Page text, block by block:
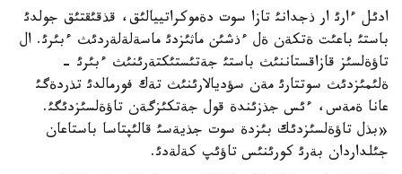
ادئل ءارئ ار ذجدانئ تازا سوت دةموكراتييالئق، قذقئقتئق جولدئ
باستئ باعئت ةتكةن ةل ءذشئن ماثئزدئ ماسةلةلةردئث ءبئرئ. ال
تاؤةلسئز قازاقستاننئث باستئ جةتئستئكتةرئنئث ءبئرئ -
ةلئمئزدئث سوتتارئ مةن سؤديالارئنئث تةك فورمالدئ تذردةگئ
عانا ةمةس، ءئس جذزئندة قول جةتكئزگةن تاؤةلسئزدئگئ.
«بذل تاؤةلسئزدئك بئزدة سوت جذيةسئ قالئپتاسا باستاعان
جئلداردان بةرئ كورئنئس تاؤئپ كةلةدئ.